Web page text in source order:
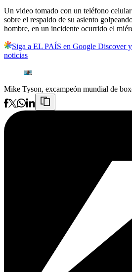
Un video tomado con un teléfono
sobre el respaldo de su asiento
hombre, en un incidente ocurrido el
Siga a EL PAÍS en Google Discover
noticias
Mike Tyson, excampeón mundial de